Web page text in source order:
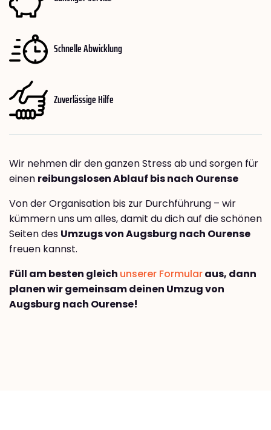
Schnelle Abwicklung
Zuverlässige Hilfe
Wir nehmen dir den ganzen Stress ab und sorgen für
einen reibungslosen Ablauf bis nach Ourense
Von der Organisation bis zur Durchführung – wir
kümmern uns um alles, damit du dich auf die schönen
Seiten des Umzugs von Augsburg nach Ourense
freuen kannst.
Füll am besten gleich unserer Formularaus, dann
planen wir gemeinsam deinen Umzug von
Augsburg nach Ourense!